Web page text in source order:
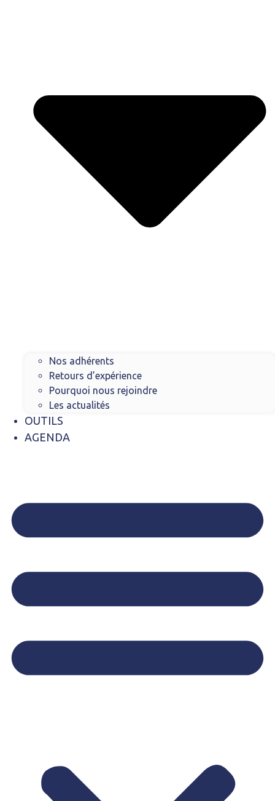
Nos adhérents
Retours d’expérience
Pourquoi nous rejoindre
Les actualités
OUTILS
AGENDA